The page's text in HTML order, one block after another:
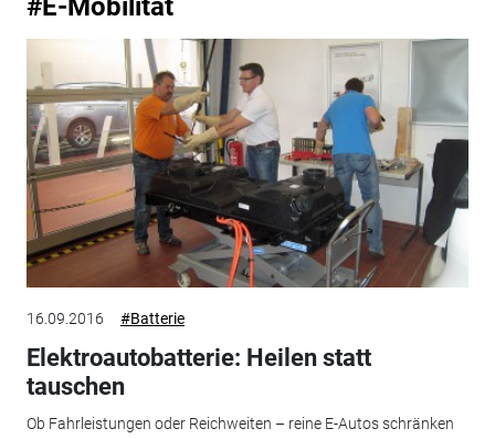
16.09.2016 #Batterie
Elektroautobatterie: Heilen statt
tauschen
Ob Fahrleistungen oder Reichweiten – reine E-Autos schränken